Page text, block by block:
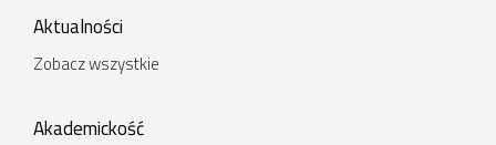
Aktualności
Zobacz wszystkie
Akademickość